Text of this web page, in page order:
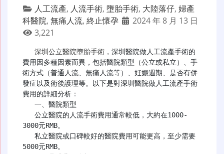
人工流產, 人流手術, 墮胎手術, 大陸落仔, 婦產
科醫院, 無痛人流, 終止懷孕
2024 年 8 月 13 日
3,221
深圳公立醫院墮胎手術 ，深圳醫院做人工流產手術的
費用因多種因素而異，包括醫院類型（公立或私立）、手
術方式（普通人流、無痛人流等）、妊娠週期、是否有併
發症以及術後護理等。以下是對深圳醫院做人工流產手術
費用的詳細分析：
3000元RMB。
5000元RMB。